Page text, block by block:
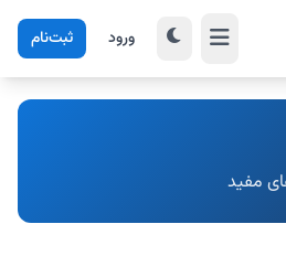
ورود ثبت‌نام
مفید